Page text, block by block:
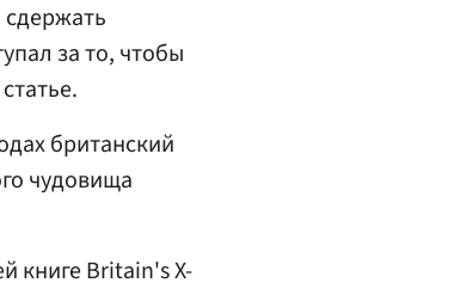
за то, чтобы
британский
чудовища
книге Britain's X-